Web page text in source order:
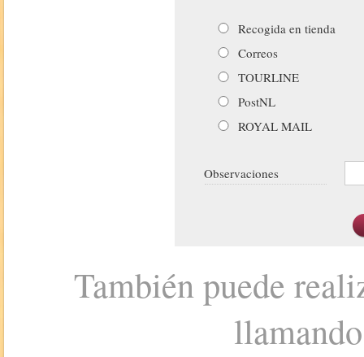
Recogida en tienda
Correos
TOURLINE
PostNL
ROYAL MAIL
Observaciones
También puede